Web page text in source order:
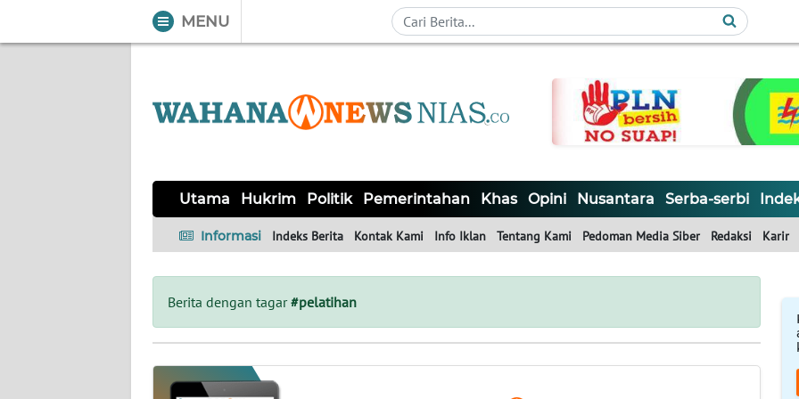
MENU
Utama Hukrim Politik Pemerintahan Khas Opini Nusantara Serba-serbi
Informasi Indeks Berita Kontak Kami Info Iklan Tentang Kami Pedoman Media Siber Redaksi Karir
Berita dengan tagar#pelatihan